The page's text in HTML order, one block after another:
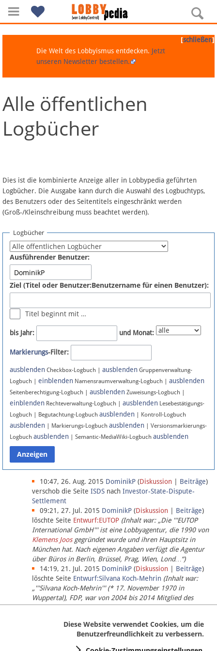
Navigation
Über Lobbypedia
Artikel nach Kategorien
FAQ
Fördermitglied werden
Fehler melden
Newsletter
Bluesky
Facebook
Instagram
Anmelden
Datenschutz
Über Lobbypedia
Impressum
[schließen]
Die Welt des Lobbyismus entdecken. Jetzt
unseren Newsletter bestellen.
Alle öffentlichen
Logbücher
Dies ist die kombinierte Anzeige aller in Lobbypedia geführten
Logbücher. Die Ausgabe kann durch die Auswahl des Logbuchtyps,
des Benutzers oder des Seitentitels eingeschränkt werden
(Groß-/Kleinschreibung muss beachtet werden).
Logbücher
Ausführender Benutzer:
Ziel (Titel oder Benutzer:Benutzername für einen Benutzer):
Titel beginnt mit …
bis Jahr: und Monat:
Markierungs-Filter:
ausblenden Checkbox-Logbuch | ausblenden Gruppenverwaltung-
Logbuch | einblenden Namensraumverwaltung-Logbuch | ausblenden
Seitenberechtigung-Logbuch | ausblenden Zuweisungs-Logbuch |
einblenden Rechteverwaltung-Logbuch | ausblenden Lesebestätigungs-
Logbuch | Begutachtung-Logbuch ausblenden | Kontroll-Logbuch
ausblenden | Markierungs-Logbuch ausblenden | Versionsmarkierungs-
Logbuch ausblenden | Semantic-MediaWiki-Logbuch ausblenden
10:47, 26. Aug. 2015 DominikP (Diskussion Beiträge)
verschob die Seite ISDS nach Investor-State-Dispute-
Settlement
09:21, 27. Jul. 2015 DominikP (Diskussion Beiträge)
löschte Seite Entwurf:EUTOP (Inhalt war: „Die '''EUTOP
International GmbH''' ist eine Lobbyagentur, die 1990 von
Klemens Joosgegründet wurde und ihren Hauptsitz in
München hat. Nach eigenen Angaben verfügt die Agentur
über Büros in Berlin, Brüssel, Prag, Wien, Lond…“)
14:19, 21. Jul. 2015 DominikP (Diskussion Beiträge)
löschte Seite Entwurf:Silvana Koch-Mehrin (Inhalt war:
„'''Silvana Koch-Mehrin''' (* 17. November 1970 in
Wuppertal), FDP, war von 2004 bis 2014 Mitglied des
Europäischen Parlaments, seit November 2014 ist sie für
Diese Website verwendet Cookies, um die
Benutzerfreundlichkeit zu verbessern.